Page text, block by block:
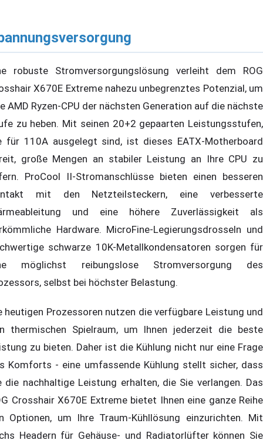
robuste Stromversorgungslösung verleiht dem ROG
X670E Extreme nahezu unbegrenztes Potenzial, um
AMD Ryzen-CPU der nächsten Generation auf die nächste
zu heben. Mit seinen 20+2 gepaarten Leistungsstufen,
für 110A ausgelegt sind, ist dieses EATX-Motherboard
große Mengen an stabiler Leistung an Ihre CPU zu
ProCool II-Stromanschlüsse bieten einen besseren
mit den Netzteilsteckern, eine verbesserte
und eine höhere Zuverlässigkeit als
Hardware. MicroFine-Legierungsdrosseln und
schwarze 10K-Metallkondensatoren sorgen für
möglichst reibungslose Stromversorgung des
selbst bei höchster Belastung.
heutigen Prozessoren nutzen die verfügbare Leistung und
thermischen Spielraum, um Ihnen jederzeit die beste
zu bieten. Daher ist die Kühlung nicht nur eine Frage
Komforts - eine umfassende Kühlung stellt sicher, dass
die nachhaltige Leistung erhalten, die Sie verlangen. Das
Crosshair X670E Extreme bietet Ihnen eine ganze Reihe
Optionen, um Ihre Traum-Kühllösung einzurichten. Mit
Headern für Gehäuse- und Radiatorlüfter können Sie